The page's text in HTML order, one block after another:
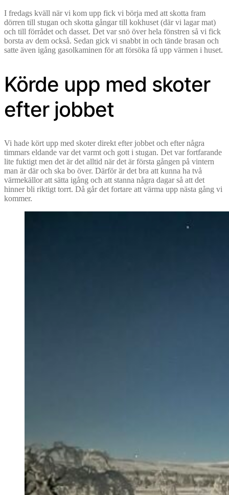
I fredags kväll när vi kom upp fick vi börja med att skotta fram
dörren till stugan och skotta gångar till kokhuset (där vi lagar mat)
och till förrådet och dasset. Det var snö över hela fönstren så vi fick
borsta av dem också. Sedan gick vi snabbt in och tände brasan och
satte även igång gasolkaminen för att försöka få upp värmen i huset.
Körde upp med skoter
efter jobbet
Vi hade kört upp med skoter direkt efter jobbet och efter några
timmars eldande var det varmt och gott i stugan. Det var fortfarande
lite fuktigt men det är det alltid när det är första gången på vintern
man är där och ska bo över. Därför är det bra att kunna ha två
värmekällor att sätta igång och att stanna några dagar så att det
hinner bli riktigt torrt. Då går det fortare att värma upp nästa gång vi
kommer.